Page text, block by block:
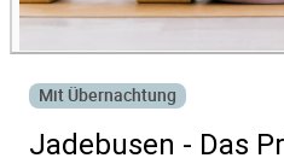
Mit Übernachtung
Jadebusen - Das